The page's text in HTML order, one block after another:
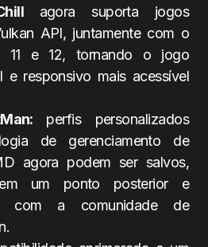
agora suporta jogos
API, juntamente com o
11 e 12, tornando o jogo
e responsivo mais acessível
perfis personalizados
de gerenciamento de
agora podem ser salvos,
em um ponto posterior e
com a comunidade de